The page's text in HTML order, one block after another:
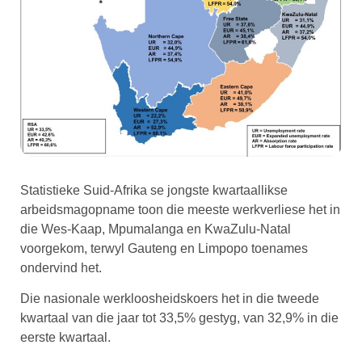
Statistieke Suid-Afrika se jongste kwartaallikse
arbeidsmagopname toon die meeste werkverliese het in
die Wes-Kaap, Mpumalanga en KwaZulu-Natal
voorgekom, terwyl Gauteng en Limpopo toenames
ondervind het.
Die nasionale werkloosheidskoers het in die tweede
kwartaal van die jaar tot 33,5% gestyg, van 32,9% in die
eerste kwartaal.